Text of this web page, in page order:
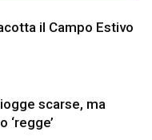
il Campo Estivo
scarse, ma
‘regge’